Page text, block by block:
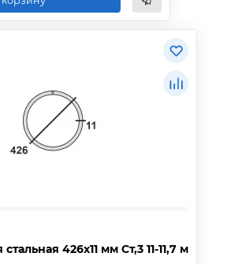
426х11 мм Ст,3 11-11,7 м